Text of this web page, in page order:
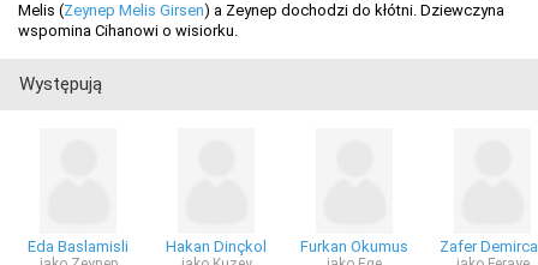
Melis (Zeynep Melis Girsen) a Zeynep dochodzi do kłótni. Dziewczyna
wspomina Cihanowi o wisiorku.
Występują
Eda Baslamisli Hakan Dinçkol Furkan Okumus Zafer